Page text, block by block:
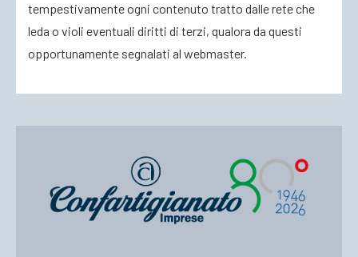
ACCEDI
tempestivamente ogni contenuto tratto dalle rete che
leda o violi eventuali diritti di terzi, qualora da questi
opportunamente segnalati al webmaster.